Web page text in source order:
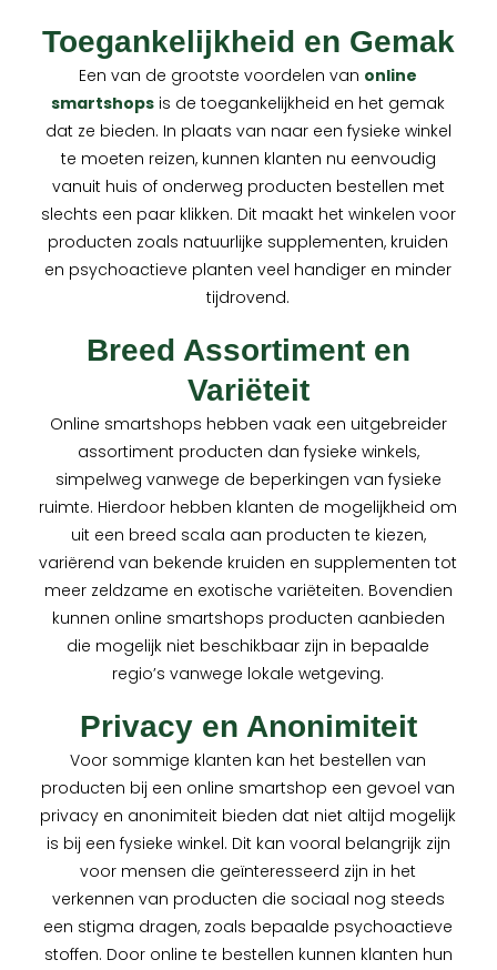
Toegankelijkheid en Gemak
Een van de grootste voordelen van online
smartshops is de toegankelijkheid en het gemak
dat ze bieden. In plaats van naar een fysieke winkel
te moeten reizen, kunnen klanten nu eenvoudig
vanuit huis of onderweg producten bestellen met
slechts een paar klikken. Dit maakt het winkelen voor
producten zoals natuurlijke supplementen, kruiden
en psychoactieve planten veel handiger en minder
tijdrovend.
Breed Assortiment en
Variëteit
Online smartshops hebben vaak een uitgebreider
assortiment producten dan fysieke winkels,
simpelweg vanwege de beperkingen van fysieke
ruimte. Hierdoor hebben klanten de mogelijkheid om
uit een breed scala aan producten te kiezen,
variërend van bekende kruiden en supplementen tot
meer zeldzame en exotische variëteiten. Bovendien
kunnen online smartshops producten aanbieden
die mogelijk niet beschikbaar zijn in bepaalde
regio’s vanwege lokale wetgeving.
Privacy en Anonimiteit
Voor sommige klanten kan het bestellen van
producten bij een online smartshop een gevoel van
privacy en anonimiteit bieden dat niet altijd mogelijk
is bij een fysieke winkel. Dit kan vooral belangrijk zijn
voor mensen die geïnteresseerd zijn in het
verkennen van producten die sociaal nog steeds
een stigma dragen, zoals bepaalde psychoactieve
stoffen. Door online te bestellen kunnen klanten hun